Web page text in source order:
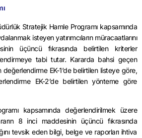
Stratejik Hamle Programı kapsamında
isteyen yatırımcıların müracaatlarını
üçüncü fıkrasında belirtilen kriterler
tabi tutar. Kararda bahsi geçen
değerlendirme EK-1’de belirtilen listeye göre,
EK-2’de belirtilen yönteme göre
kapsamında değerlendirilmek üzere
8 inci maddesinin üçüncü fıkrasında
tevsik eden bilgi, belge ve raporları ihtiva